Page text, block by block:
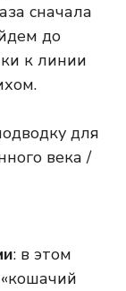
сначала
до
к линии
для
века /
: в этом